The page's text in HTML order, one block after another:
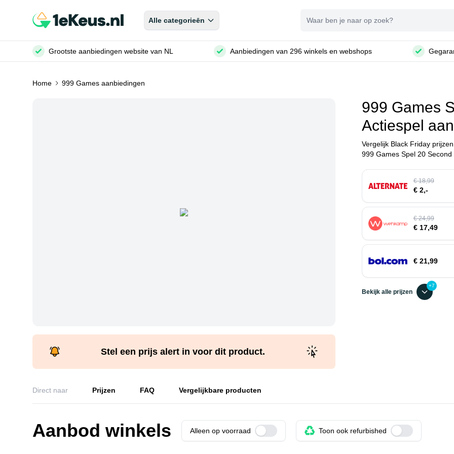
Alle categorieēn
Grootste aanbiedingen website van NL Aanbiedingen van 296 winkels en webshops
Home 999 Games aanbiedingen
Stel een prijs alert in voor dit product.
999 Games
Actiespel
Vergelijk Black Friday
999 Games Spel 20 Second
€ 18,99
€ 2,-
€ 24,99
€ 17,49
€ 21,99
Bekijk alle prijzen
+7
Direct naar Prijzen FAQ Vergelijkbare producten
Aanbod winkels Alleen op voorraad Use setting Toon ook refurbished Use setting